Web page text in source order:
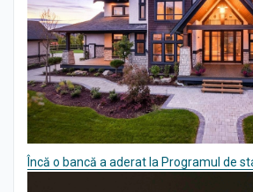
Încă o bancă a aderat la Programul de